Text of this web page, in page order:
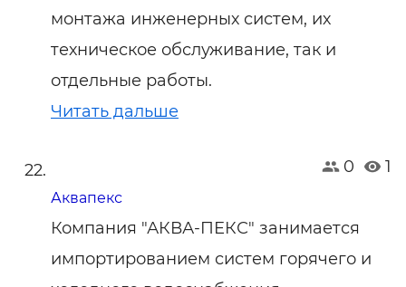
монтажа инженерных систем, их
техническое обслуживание, так и
отдельные работы.
Читать дальше
0 1
Аквапекс
Компания "АКВА-ПЕКС" занимается
импортированием систем горячего и